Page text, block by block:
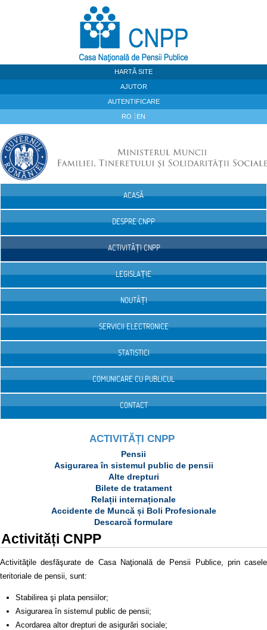
HARTĂ SITE
AJUTOR
AUTENTIFICARE
RO EN
ACASĂ
DESPRE CNPP
ACTIVITĂȚI CNPP
LEGISLAȚIE
NOUTĂȚI
SERVICII ELECTRONICE
STATISTICI
COMUNICARE CU PUBLICUL
CONTACT
ACTIVITĂȚI CNPP
Pensii
Asigurarea în sistemul public de pensii
Alte drepturi
Bilete de tratament
Relații internaționale
Accidente de Muncă și Boli Profesionale
Descarcă formulare
Activități CNPP
Activităţile desfăşurate de Casa Naţională de Pensii Publice, prin casele
teritoriale de pensii, sunt:
Stabilirea şi plata pensiilor;
Asigurarea în sistemul public de pensii;
Acordarea altor drepturi de asigurări sociale;